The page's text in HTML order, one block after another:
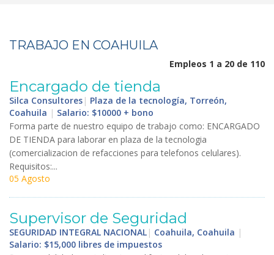
TRABAJO EN COAHUILA
Empleos 1 a 20 de 110
Encargado de tienda
Silca Consultores | Plaza de la tecnología, Torreón,
Coahuila | Salario: $10000 + bono
Forma parte de nuestro equipo de trabajo como: ENCARGADO
DE TIENDA para laborar en plaza de la tecnologia
(comercializacion de refacciones para telefonos celulares).
Requisitos:...
05 Agosto
Supervisor de Seguridad
SEGURIDAD INTEGRAL NACIONAL | Coahuila, Coahuila |
Salario: $15,000 libres de impuestos